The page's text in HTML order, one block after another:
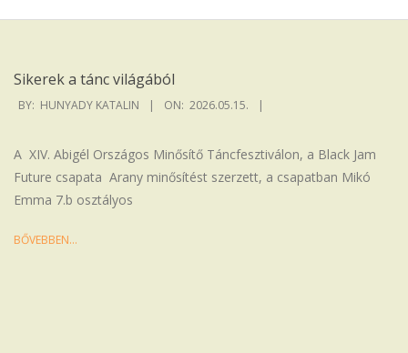
Iskola
Sikerek a tánc világából
2026-
BY: HUNYADY KATALIN ON: 2026.05.15.
A XIV. Abigél Országos Minősítő Táncfesztiválon, a Black Jam
Future csapata Arany minősítést szerzett, a csapatban Mikó
Emma 7.b osztályos
BŐVEBBEN…